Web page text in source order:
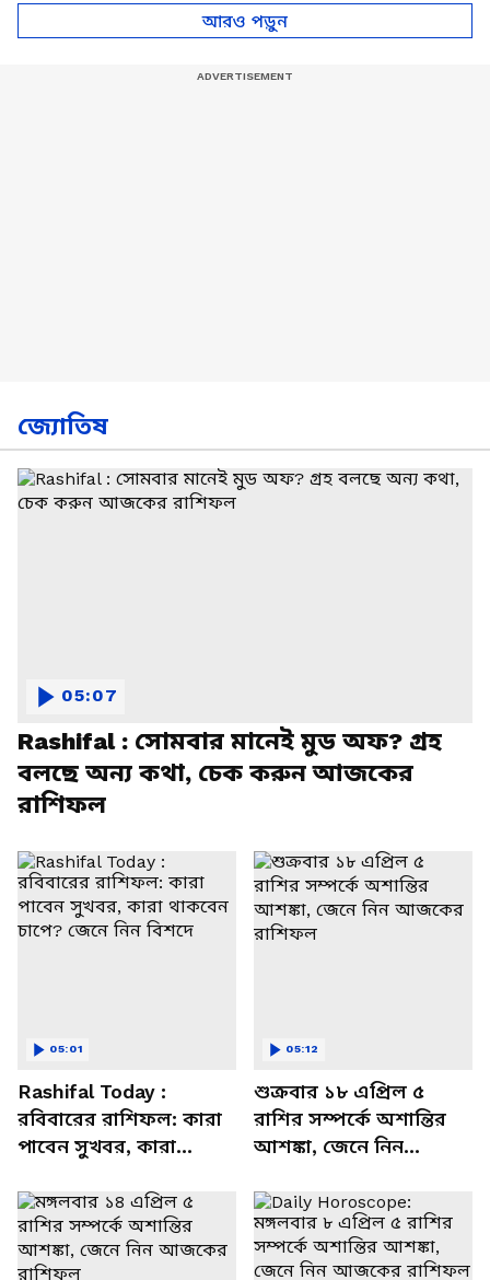
কাণ্ডে মমতাকে চরম জবাব
শুভেন্দুর!
আরও পড়ুন
জ্যোতিষ
Rashifal : সোমবার মানেই মুড অফ? গ্রহ
বলছে অন্য কথা, চেক করুন আজকের
রাশিফল
05:07
Rashifal Today :
রবিবারের রাশিফল: কারা
পাবেন সুখবর, কারা
বিশদে
05:01
শুক্রবার ১৮ এপ্রিল ৫
রাশির সম্পর্কে অশান্তির
আশঙ্কা, জেনে নিন
05:12